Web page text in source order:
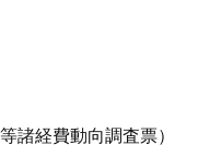
諸経費動向調査票）